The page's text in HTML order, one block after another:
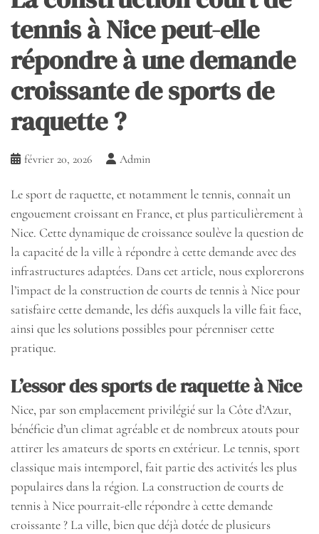
tennis à Nice peut-elle
répondre à une demande
croissante de sports de
raquette ?
février 20, 2026 Admin
Le sport de raquette, et notamment le tennis, connaît un
engouement croissant en France, et plus particulièrement à
Nice. Cette dynamique de croissance soulève la question de
la capacité de la ville à répondre à cette demande avec des
infrastructures adaptées. Dans cet article, nous explorerons
l’impact de la construction de courts de tennis à Nice pour
satisfaire cette demande, les défis auxquels la ville fait face,
ainsi que les solutions possibles pour pérenniser cette
pratique.
L’essor des sports de raquette à Nice
Nice, par son emplacement privilégié sur la Côte d’Azur,
bénéficie d’un climat agréable et de nombreux atouts pour
attirer les amateurs de sports en extérieur. Le tennis, sport
classique mais intemporel, fait partie des activités les plus
populaires dans la région. La construction de courts de
tennis à Nice pourrait-elle répondre à cette demande
croissante ? La ville, bien que déjà dotée de plusieurs